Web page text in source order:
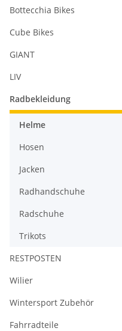
Bottecchia Bikes
Cube Bikes
GIANT
LIV
Radbekleidung
Helme
Hosen
Jacken
Radhandschuhe
Radschuhe
Trikots
RESTPOSTEN
Wilier
Wintersport Zubehör
Fahrradteile